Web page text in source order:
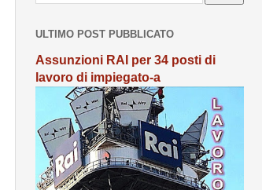
ULTIMO POST PUBBLICATO
Assunzioni RAI per 34 posti di
lavoro di impiegato-a